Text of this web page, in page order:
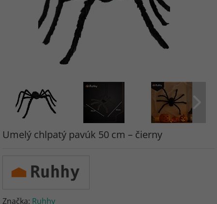
Umelý chlpatý pavúk 50 cm – čierny
Značka: Ruhhy